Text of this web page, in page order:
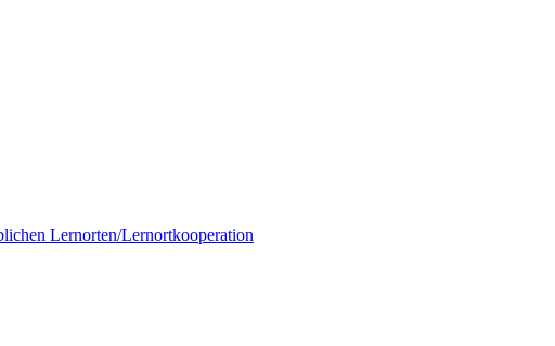
Lernorten/Lernortkooperation